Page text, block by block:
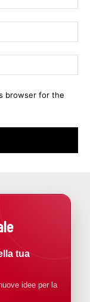
browser for the
tua
idee per la